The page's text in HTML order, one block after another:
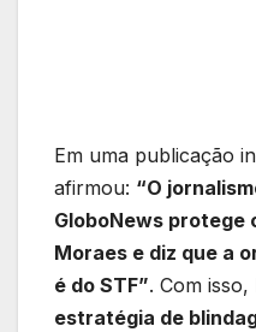
Em uma publicação
afirmou: “O
GloboNews protege
Moraes e diz que a
é do STF”. Com
estratégia de